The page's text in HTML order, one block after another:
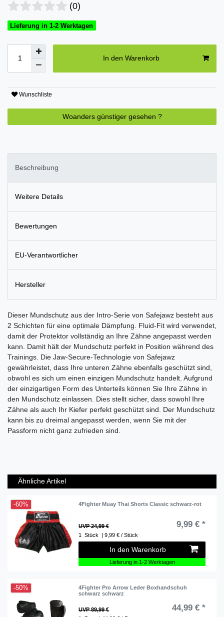
(0)
Lieferung in 1-2 Werktagen
In den Warenkorb
Wunschliste
Woanders günstiger gesehen ?
Beschreibung
Weitere Details
Bewertungen
EU-Verantwortlicher
Hersteller
Dieser Mundschutz aus der Intro-Serie von Safejawz besteht aus
2 Schichten für eine optimale Dämpfung. Fluid-Fit wird verwendet,
damit der Protektor vollständig an Ihre Zähne angepasst werden
kann. Damit hält der Mundschutz perfekt in Position während des
Trainings. Die Jaw-Secure-Technologie von Safejawz
gewährleistet, dass Ihre unteren Zähne ebenfalls geschützt sind,
obwohl es sich um einen einzigen Mundschutz handelt. Aufgrund
der einzigartigen Form des Unterteils können Sie Ihre Zähne in
den Mundschutz einlassen. Dies stellt sicher, dass sowohl Ihre
Zähne als auch Ihr Kiefer perfekt geschützt sind. Der Mundschutz
kann bis zu dreimal angepasst werden, wenn Sie mit der
Passform nicht ganz zufrieden sind.
Ähnliche Artikel
-60% 4Fighter Muay Thai Shorts Classic schwarz-rot
UVP 24,99 € 9,99 € *
1 Stück | 9,99 € / Stück
In den Warenkorb
Lieferung in 1-2 Werktagen
-50%
4Fighter Pro Arrow Leder Boxhandschuh
schwarz schwarz
UVP 89,99 € 44,99 € *